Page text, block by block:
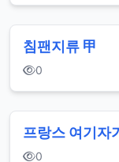
침팬지류 甲
0
프랑스 여기자
0